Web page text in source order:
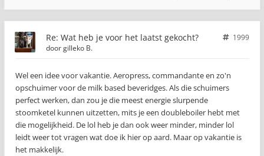
Re: Wat heb je voor het laatst gekocht?
1999
doorgilleko B.
Wel een idee voor vakantie. Aeropress, commandante en zo'n
opschuimer voor de milk based beveridges. Als die schuimers
perfect werken, dan zou je die meest energie slurpende
stoomketel kunnen uitzetten, mits je een doubleboiler hebt met
die mogelijkheid. De lol heb je dan ook weer minder, minder lol
leidt weer tot vragen wat doe ik hier op aard. Maar op vakantie is
het makkelijk.